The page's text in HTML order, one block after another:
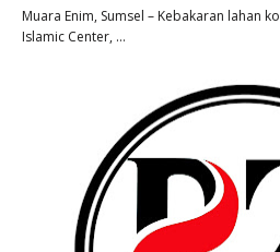
Muara Enim, Sumsel – Kebakaran lahan
Islamic Center, …